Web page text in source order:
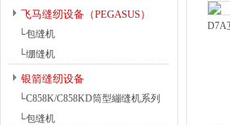
飞马缝纫设备（PEGASUS）
└包缝机
└绷缝机
银箭缝纫设备
└C858K/C858KD筒型繃缝机系列
└包缝机
D7A